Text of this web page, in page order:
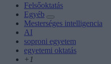
Felsőoktatás
Egyéb
Mesterséges intelligencia
AI
soproni egyetem
egyetemi oktatás
+1